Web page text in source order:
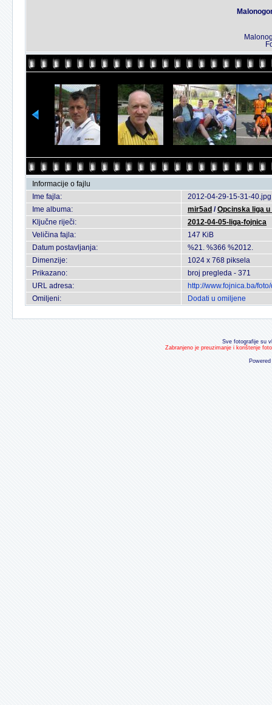
Informacije o fajlu
Ime fajla:
2012-04-29-15-31-40.jpg
Ime albuma:
mir5ad /Opcinska liga
Ključne riječi:
2012-04-05-liga-fojnica
Veličina fajla:
147 KiB
Datum postavljanja:
%21. %366 %2012.
Dimenzije:
1024 x 768 piksela
Prikazano:
broj pregleda - 371
URL adresa:
http://www.fojnica.ba/
Omiljeni:
Dodati u omiljene
Sve fotografije su
Zabranjeno je preuzimanje i korištenje